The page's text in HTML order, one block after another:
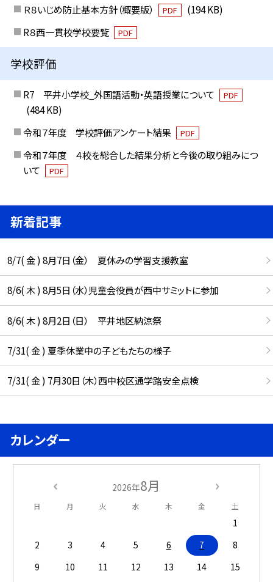
Ｒ８いじめ防止基本方針（概要版） PDF
(194 KB)
R８西一貫校学校要覧
PDF
学校評価
R7 平井小学校_外国語活動・英語授業について PDF
(484 KB)
令和７年度 学校評価アンケート結果
PDF
令和７年度 ４校を総合した結果分析と今後の取り組みにつ
いて
PDF
新着記事
8/7( 金 ) 8月7日（金） 夏休みの学習支援教室
8/6( 木 ) 8月5日（水）児童会役員が西中サミットに参加
8/6( 木 ) 8月2日（日） 平井地区納涼祭
7/31( 金 ) 夏季休業中の子どもたちの様子
7/31( 金 ) 7月30日（木）西中校区通学路安全点検
カレンダー
2026年8月
日 月 火 水 木 金 土
1
2
3 4 5 6 7
8
9
10 11 12 13 14
15